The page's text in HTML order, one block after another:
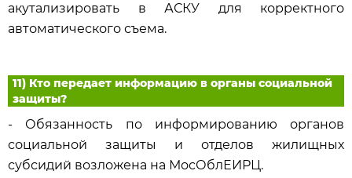
акутализировать в АСКУ для корректного
автоматического съема.
11) Кто передает информацию в органы социальной
защиты?
- Обязанность по информированию органов
социальной защиты и отделов жилищных
субсидий возложена на МосОблЕИРЦ.